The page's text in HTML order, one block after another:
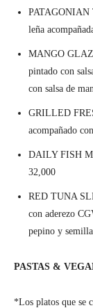
PATAGONIAN
leña
MANGO
pintado con
con salsa de
GRILLED
acompañado
DAILY FISH
32,000
RED TUNA
con aderezo
pepino y
PASTAS &
*Los platos que se